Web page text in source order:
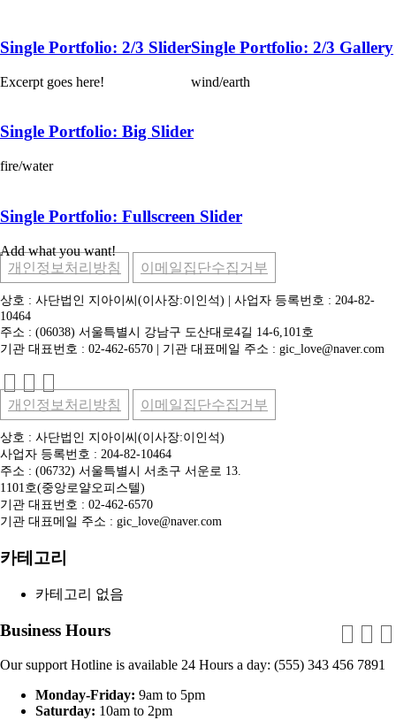
Single Portfolio: 2/3 Slider
Excerpt goes here!
Single Portfolio: 2/3 Gallery
wind/earth
Single Portfolio: Big Slider
fire/water
Single Portfolio: Fullscreen Slider
Add what you want!
개인정보처리방침
이메일집단수집거부
상호 : 사단법인 지아이씨(이사장:이인석) | 사업자 등록번호 : 204-82-
10464
주소 : (06038) 서울특별시 강남구 도산대로4길 14-6,101호
기관 대표번호 : 02-462-6570 | 기관 대표메일 주소 : gic_love@naver.com
개인정보처리방침 이메일집단수집거부
상호 : 사단법인 지아이씨(이사장:이인석)
사업자 등록번호 : 204-82-10464
주소 : (06732) 서울특별시 서초구 서운로 13.
1101호(중앙로얄오피스텔)
기관 대표번호 : 02-462-6570
기관 대표메일 주소 : gic_love@naver.com
카테고리
카테고리 없음
Business Hours
Our support Hotline is available 24 Hours a day: (555) 343 456 7891
Monday-Friday: 9am to 5pm
Saturday: 10am to 2pm